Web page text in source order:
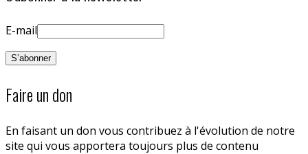
E-mail
Faire un don
En faisant un don vous contribuez à l'évolution de notre
site qui vous apportera toujours plus de contenu